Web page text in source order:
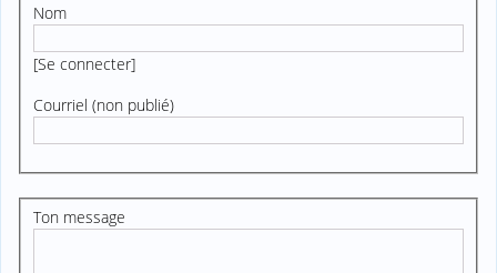
Nom
[Se connecter]
Courriel (non publié)
Ton message